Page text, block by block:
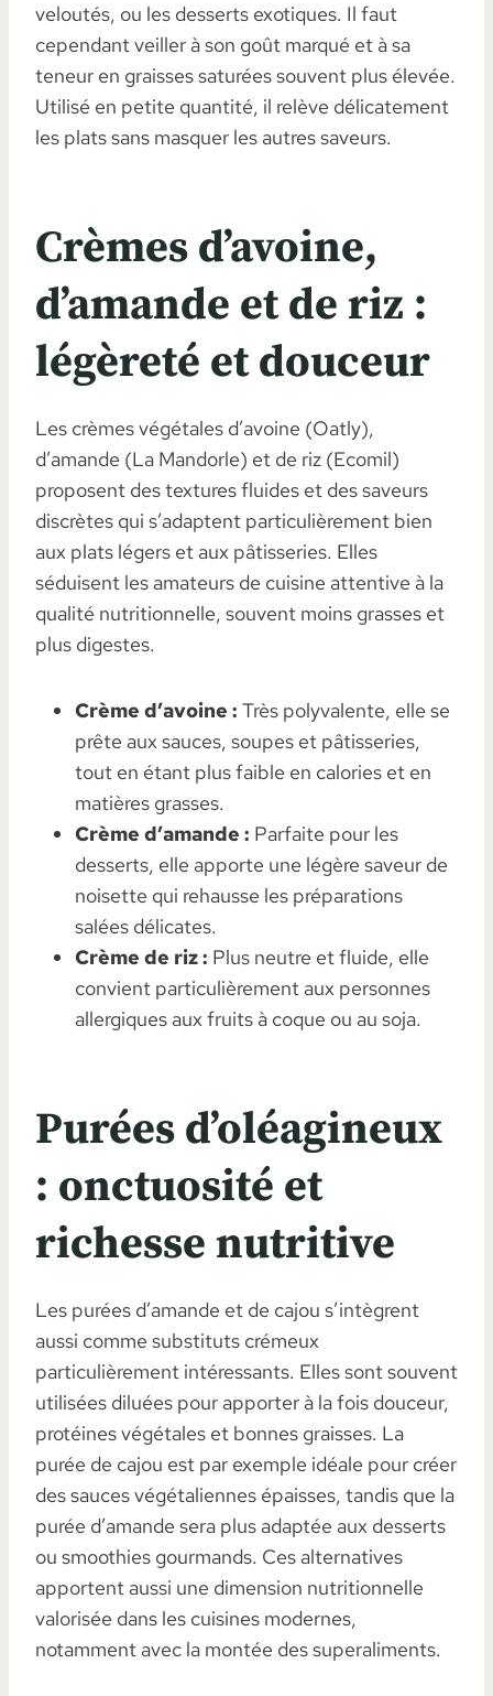
veloutés, ou les desserts exotiques. Il faut
cependant veiller à son goût marqué et à sa
teneur en graisses saturées souvent plus élevée.
Utilisé en petite quantité, il relève délicatement
les plats sans masquer les autres saveurs.
Crèmes d’avoine,
d’amande et de riz :
légèreté et douceur
Les crèmes végétales d’avoine (Oatly),
d’amande (La Mandorle) et de riz (Ecomil)
proposent des textures fluides et des saveurs
discrètes qui s’adaptent particulièrement bien
aux plats légers et aux pâtisseries. Elles
séduisent les amateurs de cuisine attentive à la
qualité nutritionnelle, souvent moins grasses et
plus digestes.
Crème d’avoine : Très polyvalente, elle se
prête aux sauces, soupes et pâtisseries,
tout en étant plus faible en calories et en
matières grasses.
Crème d’amande : Parfaite pour les
desserts, elle apporte une légère saveur de
noisette qui rehausse les préparations
salées délicates.
Crème de riz : Plus neutre et fluide, elle
convient particulièrement aux personnes
allergiques aux fruits à coque ou au soja.
Purées d’oléagineux
: onctuosité et
richesse nutritive
Les purées d’amande et de cajou s’intègrent
aussi comme substituts crémeux
particulièrement intéressants. Elles sont souvent
utilisées diluées pour apporter à la fois douceur,
protéines végétales et bonnes graisses. La
purée de cajou est par exemple idéale pour créer
des sauces végétaliennes épaisses, tandis que la
purée d’amande sera plus adaptée aux desserts
ou smoothies gourmands. Ces alternatives
apportent aussi une dimension nutritionnelle
valorisée dans les cuisines modernes,
notamment avec la montée des superaliments.